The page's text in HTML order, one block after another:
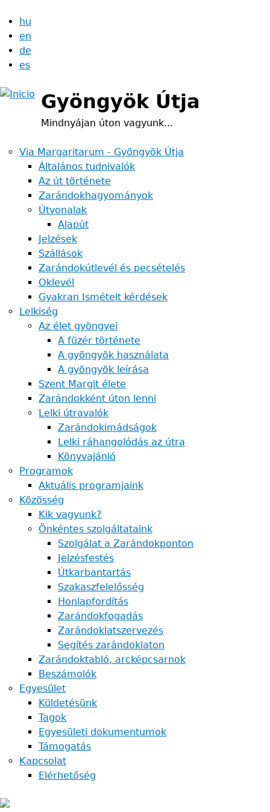
to
navigation
hu
en
de
es
Gyöngyök Útja
Mindnyájan úton vagyunk...
Via Margaritarum - Gyöngyök Útja
Általános tudnivalók
Az út története
Zarándokhagyományok
Útvonalak
Alapút
Jelzések
Szállások
Zarándokútlevél és pecsételés
Oklevél
Gyakran Ismételt kérdések
Lelkiség
Az élet gyöngyei
A füzér története
A gyöngyök használata
A gyöngyök leírása
Szent Margit élete
Zarándokként úton lenni
Lelki útravalók
Zarándokimádságok
Lelki ráhangolódás az útra
Könyvajánló
Programok
Aktuális programjaink
Közösség
Kik vagyunk?
Önkéntes szolgáltataink
Szolgálat a Zarándokponton
Jelzésfestés
Útkarbantartás
Szakaszfelelősség
Honlapfordítás
Zarándokfogadás
Zarándoklatszervezés
Segítés zarándoklaton
Zarándoktabló, arcképcsarnok
Beszámolók
Egyesület
Küldetésünk
Tagok
Egyesületi dokumentumok
Támogatás
Kapcsolat
Elérhetőség